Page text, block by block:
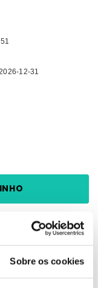
Sobre os cookies
12-31